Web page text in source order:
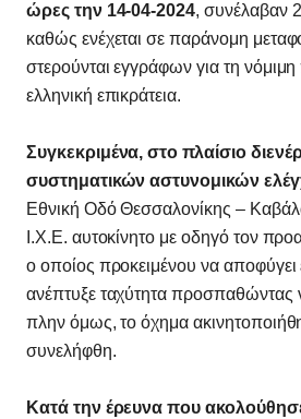
ώρες την 14-04-2024, συνέλαβαν
καθώς ενέχεται σε παράνομη
στερούνται εγγράφων για τη
ελληνική επικράτεια.
Συγκεκριμένα, στο πλαίσιο
συστηματικών αστυνομικών
Εθνική Οδό Θεσσαλονίκης –
Ι.Χ.Ε. αυτοκίνητο με οδηγό τον
ο οποίος προκειμένου να αποφύγει
ανέπτυξε ταχύτητα προσπαθώντας
πλην όμως, το όχημα
συνελήφθη.
Κατά την έρευνα που